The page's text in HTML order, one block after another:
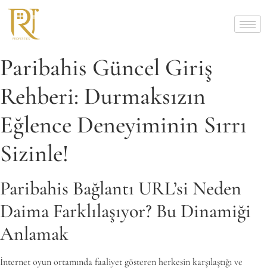
Paribahis Güncel Giriş
Rehberi: Durmaksızın
Eğlence Deneyiminin Sırrı
Sizinle!
Paribahis Bağlantı URL’si Neden
Daima Farklılaşıyor? Bu Dinamiği
Anlamak
İnternet oyun ortamında faaliyet gösteren herkesin karşılaştığı ve